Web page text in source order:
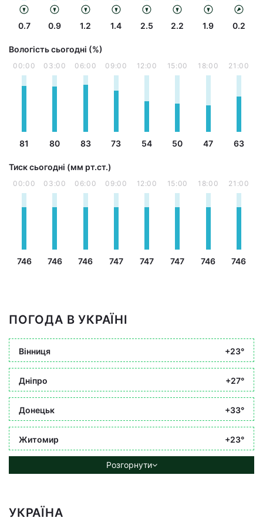
0.7 0.9 1.2 1.4 2.5 2.2 1.9 0.2
Вологість сьогодні (%)
00:00
81
03:00
80
06:00
83
09:00
73
12:00
54
15:00
50
18:00
47
21:00
63
Тиск сьогодні (мм рт.ст.)
00:00
746
03:00
746
06:00
746
09:00
747
12:00
747
15:00
747
18:00
746
21:00
746
ПОГОДА В УКРАЇНІ
Вінниця +23°
Дніпро +27°
Донецьк +33°
Житомир +23°
Розгорнути
УКРАЇНА